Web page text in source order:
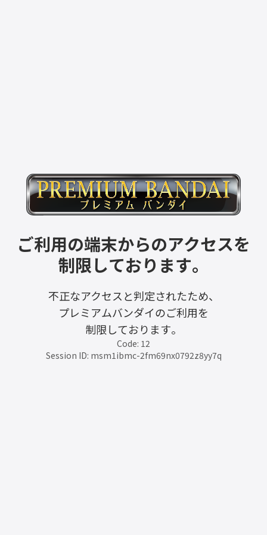
ご利用の端末からのアクセスを
制限しております。
不正なアクセスと判定されたため、
プレミアムバンダイのご利用を
制限しております。
Code: 12
Session ID: msm1ibmc-2fm69nx0792z8yy7q